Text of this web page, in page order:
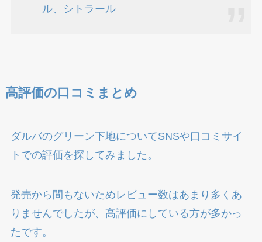
ル、シトラール
高評価の口コミまとめ
ダルバのグリーン下地についてSNSや口コミサイ
トでの評価を探してみました。
発売から間もないためレビュー数はあまり多くあ
りませんでしたが、高評価にしている方が多かっ
たです。